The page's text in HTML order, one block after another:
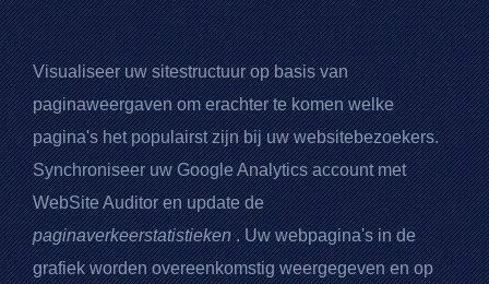
Visualiseer uw sitestructuur op basis van
paginaweergaven om erachter te komen welke
pagina's het populairst zijn bij uw websitebezoekers.
Synchroniseer uwGoogle Analyticsaccount met
WebSite Auditoren update de
paginaverkeerstatistieken. Uw webpagina's in de
grafiek worden overeenkomstig weergegeven en op